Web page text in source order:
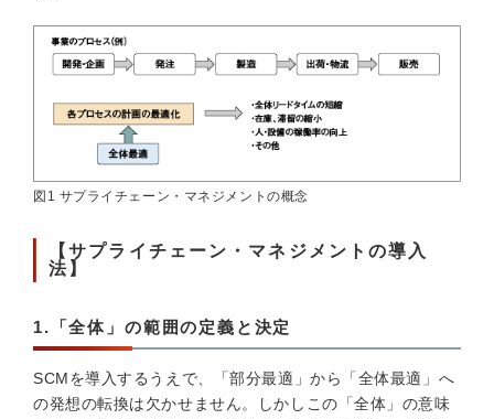
図1 サプライチェーン・マネジメントの概念
【サプライチェーン・マネジメントの導入
法】
1.「全体」の範囲の定義と決定
SCMを導入するうえで、「部分最適」から「全体最適」へ
の発想の転換は欠かせません。しかしこの「全体」の意味